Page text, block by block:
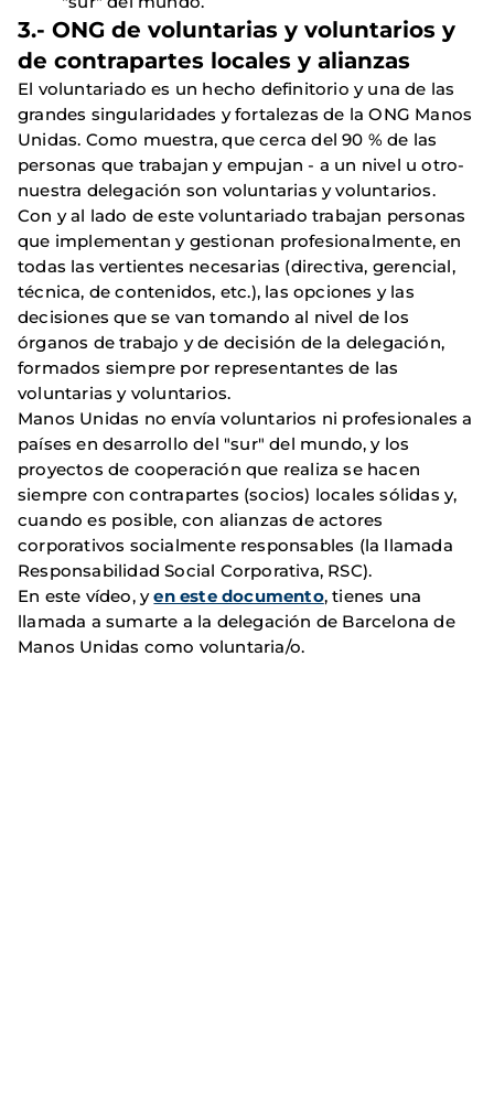
3.- ONG de voluntarias y voluntarios y
de contrapartes locales y alianzas
El voluntariado es un hecho definitorio y una de las
grandes singularidades y fortalezas de la ONG Manos
Unidas. Como muestra, que cerca del 90 % de las
personas que trabajan y empujan - a un nivel u otro-
nuestra delegación son voluntarias y voluntarios.
Con y al lado de este voluntariado trabajan personas
que implementan y gestionan profesionalmente, en
todas las vertientes necesarias (directiva, gerencial,
técnica, de contenidos, etc.), las opciones y las
decisiones que se van tomando al nivel de los
órganos de trabajo y de decisión de la delegación,
formados siempre por representantes de las
voluntarias y voluntarios.
Manos Unidas no envía voluntarios ni profesionales a
países en desarrollo del "sur" del mundo, y los
proyectos de cooperación que realiza se hacen
siempre con contrapartes (socios) locales sólidas y,
cuando es posible, con alianzas de actores
corporativos socialmente responsables (la llamada
Responsabilidad Social Corporativa, RSC).
En este vídeo, yen este documento, tienes una
llamada a sumarte a la delegación de Barcelona de
Manos Unidas como voluntaria/o.